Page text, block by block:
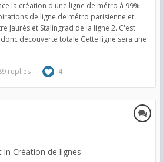
la création d'une ligne de métro à 99%
de ligne de métro parisienne et
Jaurès et Stalingrad de la ligne 2. C'est
découverte totale Cette ligne sera une
replies 4
in Création de lignes